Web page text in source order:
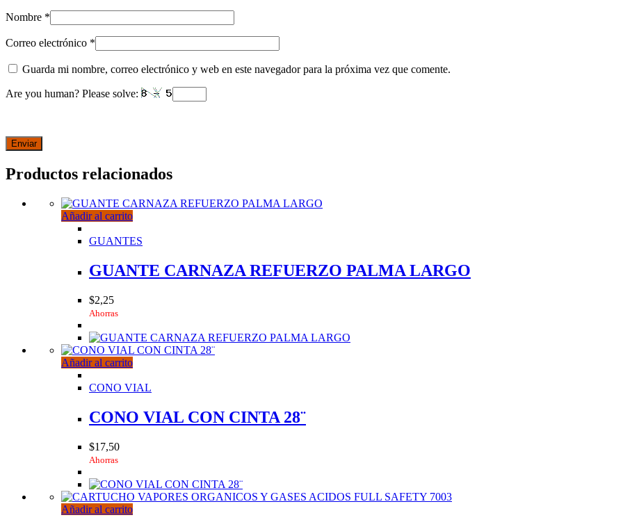
Nombre *
Correo electrónico *
Guarda mi nombre, correo electrónico y web en este navegador para la próxima vez que comente.
Are you human? Please solve:
Productos relacionados
Añadir al carrito
GUANTES
GUANTE CARNAZA REFUERZO PALMA LARGO
$2,25
Ahorras
Añadir al carrito
CONO VIAL
CONO VIAL CON CINTA 28¨
$17,50
Ahorras
Añadir al carrito